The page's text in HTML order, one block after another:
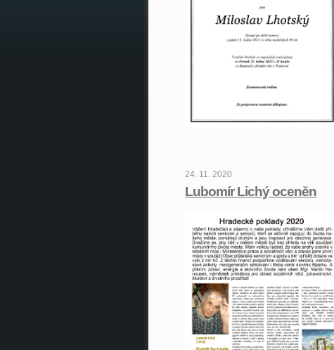
24. 11. 2020
Lubomír Lichý oceněn